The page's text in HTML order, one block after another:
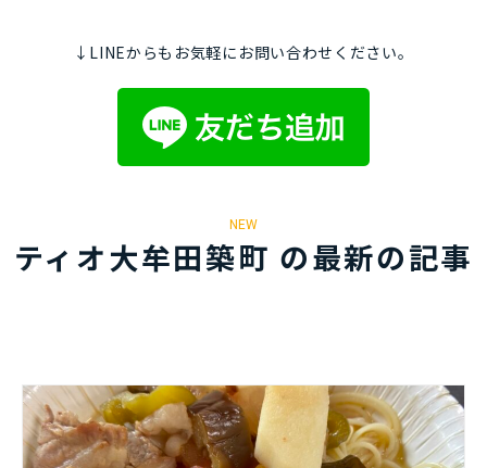
↓LINEからもお気軽にお問い合わせください。
NEW
ティオ大牟田築町 の最新の記事